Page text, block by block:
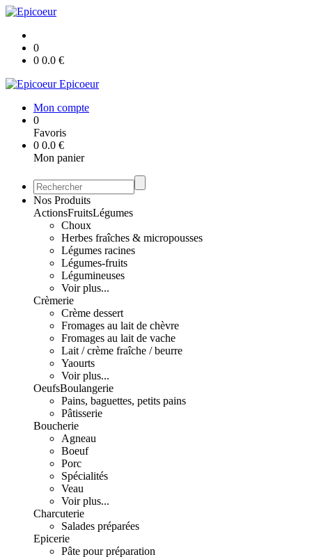
0
0 0.0 €
Epicoeur
Mon compte
0
Favoris
0 0.0 €
Mon panier
Nos Produits
ActionsFruitsLégumes
Choux
Herbes fraîches & micropousses
Légumes racines
Légumes-fruits
Légumineuses
Voir plus...
Crèmerie
Crème dessert
Fromages au lait de chèvre
Fromages au lait de vache
Lait / crème fraîche / beurre
Yaourts
Voir plus...
OeufsBoulangerie
Pains, baguettes, petits pains
Pâtisserie
Boucherie
Agneau
Boeuf
Porc
Spécialités
Veau
Voir plus...
Charcuterie
Salades préparées
Epicerie
Pâte pour préparation